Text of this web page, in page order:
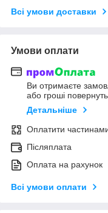
Всі умови доставки
Умови оплати
Ви отримаєте
або гроші
Детальніше
Оплатити
Післяплата
Оплата на рахунок
Всі умови оплати